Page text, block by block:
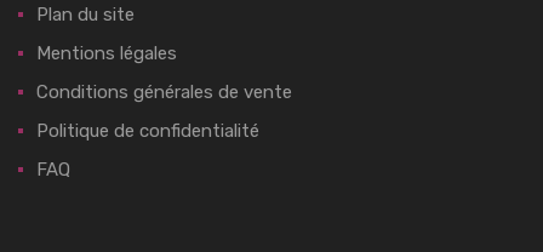
Plan du site
Mentions légales
Conditions générales de vente
Politique de confidentialité
FAQ